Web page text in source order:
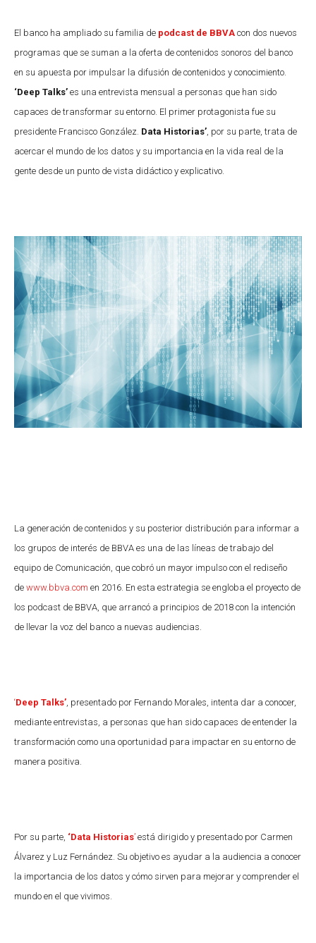
El banco ha ampliado su familia de podcast de BBVA con dos nuevos
programas que se suman a la oferta de contenidos sonoros del banco
en su apuesta por impulsar la difusión de contenidos y conocimiento.
‘Deep Talks’ es una entrevista mensual a personas que han sido
capaces de transformar su entorno. El primer protagonista fue su
presidente Francisco González. Data Historias’ , por su parte, trata de
acercar el mundo de los datos y su importancia en la vida real de la
gente desde un punto de vista didáctico y explicativo.
La generación de contenidos y su posterior distribución para informar a
los grupos de interés de BBVA es una de las líneas de trabajo del
equipo de Comunicación, que cobró un mayor impulso con el rediseño
de www.bbva.com en 2016. En esta estrategia se engloba el proyecto de
los podcast de BBVA, que arrancó a principios de 2018 con la intención
de llevar la voz del banco a nuevas audiencias.
‘Deep Talks’ , presentado por Fernando Morales, intenta dar a conocer,
mediante entrevistas, a personas que han sido capaces de entender la
transformación como una oportunidad para impactar en su entorno de
manera positiva.
Por su parte, ‘Data Historias’ está dirigido y presentado por Carmen
Álvarez y Luz Fernández. Su objetivo es ayudar a la audiencia a conocer
la importancia de los datos y cómo sirven para mejorar y comprender el
mundo en el que vivimos.